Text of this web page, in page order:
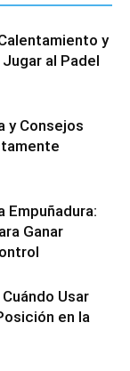
y
al Padel
y Consejos
Empuñadura:
Ganar
Usar
en la